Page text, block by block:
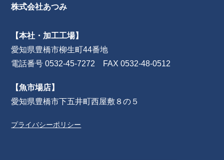
株式会社あつみ
【本社・加工工場】
愛知県豊橋市柳生町44番地
電話番号 0532-45-7272 FAX 0532-48-0512
【魚市場店】
愛知県豊橋市下五井町西屋敷８の５
プライバシーポリシー